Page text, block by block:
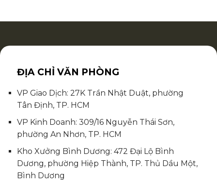
ĐỊA CHỈ VĂN PHÒNG
VP Giao Dịch: 27K Trần Nhật Duật, phường
Tân Định, TP. HCM
VP Kinh Doanh: 309/16 Nguyễn Thái Sơn,
phường An Nhơn, TP. HCM
Kho Xưởng Bình Dương: 472 Đại Lộ Bình
Dương, phường Hiệp Thành, TP. Thủ Dầu Một,
Bình Dương